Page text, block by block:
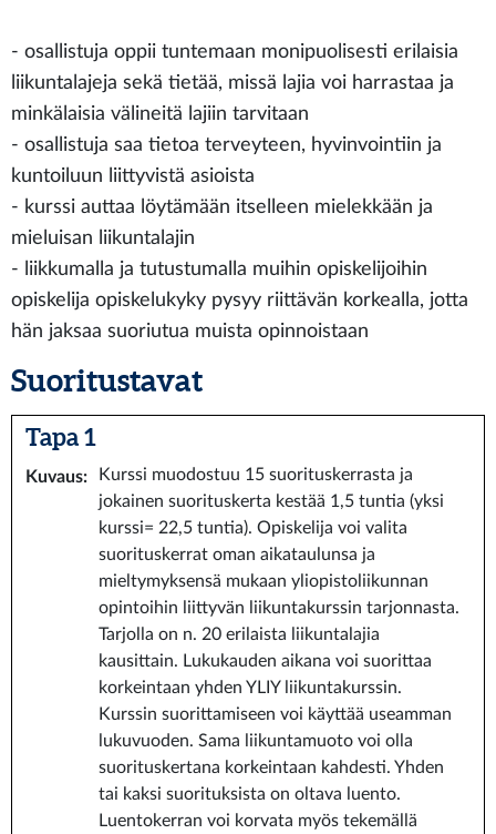
- osallistuja oppii tuntemaan monipuolisesti erilaisia
liikuntalajeja sekä tietää, missä lajia voi harrastaa ja
minkälaisia välineitä lajiin tarvitaan
- osallistuja saa tietoa terveyteen, hyvinvointiin ja
kuntoiluun liittyvistä asioista
- kurssi auttaa löytämään itselleen mielekkään ja
mieluisan liikuntalajin
- liikkumalla ja tutustumalla muihin opiskelijoihin
opiskelija opiskelukyky pysyy riittävän korkealla, jotta
hän jaksaa suoriutua muista opinnoistaan
Suoritustavat
Tapa 1
Kuvaus:
Kurssi muodostuu 15 suorituskerrasta ja
jokainen suorituskerta kestää 1,5 tuntia (yksi
kurssi= 22,5 tuntia). Opiskelija voi valita
suorituskerrat oman aikataulunsa ja
mieltymyksensä mukaan yliopistoliikunnan
opintoihin liittyvän liikuntakurssin tarjonnasta.
Tarjolla on n. 20 erilaista liikuntalajia
kausittain. Lukukauden aikana voi suorittaa
korkeintaan yhden YLIY liikuntakurssin.
Kurssin suorittamiseen voi käyttää useamman
lukuvuoden. Sama liikuntamuoto voi olla
suorituskertana korkeintaan kahdesti. Yhden
tai kaksi suorituksista on oltava luento.
Luentokerran voi korvata myös tekemällä